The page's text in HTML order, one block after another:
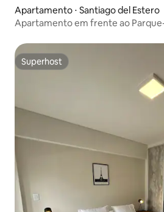
Apartamento ⋅ Santiago del Estero
Apartamento em frente ao
Superhost
Superhost